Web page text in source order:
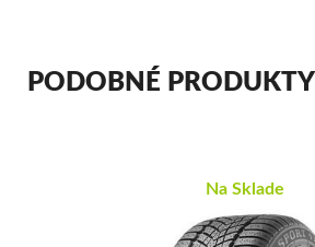
PODOBNÉ PRODUKTY
Na Sklade